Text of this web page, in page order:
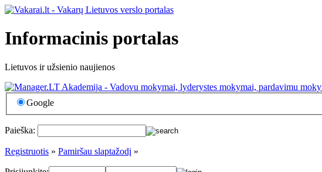
Informacinis portalas
Lietuvos ir užsienio naujienos
Google
Paieška:
Registruotis » Pamiršau slaptažodį »